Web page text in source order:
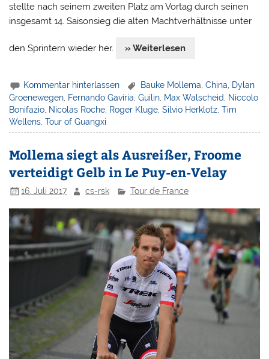
stellte nach seinem zweiten Platz am Vortag durch seinen
insgesamt 14. Saisonsieg die alten Machtverhältnisse unter
den Sprintern wieder her. » Weiterlesen
Kommentar hinterlassen Bauke Mollema ,China
Dylan
Groenewegen, Fernando Gaviria,Guilin, Max Walscheid, Niccolo
Bonifazio, Nicolas Roche, Roger Kluge,Silvio Herklotz,Tim
Wellens,Tour of Guangxi
Mollema siegt als Ausreißer, Froome
verteidigt Gelb in Le Puy-en-Velay
16. Juli 2017 cs-rsk Tour de France